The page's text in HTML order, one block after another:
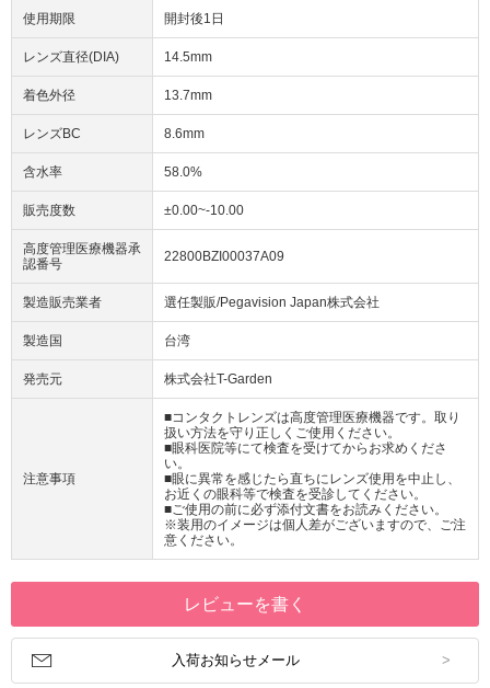
使用期限 開封後1日
レンズ直径(DIA) 14.5mm
着色外径 13.7mm
レンズBC 8.6mm
含水率 58.0%
販売度数 ±0.00~-10.00
高度管理医療機器承
認番号
22800BZI00037A09
製造販売業者 選任製販/Pegavision Japan株式会社
製造国 台湾
発売元 株式会社T-Garden
注意事項
■コンタクトレンズは高度管理医療機器です。取り
扱い方法を守り正しくご使用ください。
■眼科医院等にて検査を受けてからお求めくださ
い。
■眼に異常を感じたら直ちにレンズ使用を中止し、
お近くの眼科等で検査を受診してください。
■ご使用の前に必ず添付文書をお読みください。
※装用のイメージは個人差がございますので、ご注
意ください。
レビューを書く
入荷お知らせメール